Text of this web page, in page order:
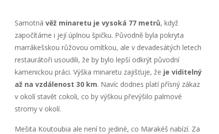
Samotná věž minaretu je vysoká 77 metrů, když
započítáme i její úplnou špičku. Původně byla pokryta
marrákešskou růžovou omítkou, ale v devadesátých letech
restaurátoři usoudili, že by bylo lepší odkrýt původní
kamenickou práci. Výška minaretu zajišťuje, že je viditelný
až na vzdálenost 30 km. Navíc dodnes platí přísný zákaz
v okolí stavět cokoli, co by výškou převýšilo palmové
stromy v okolí.
Mešita Koutoubia ale není to jediné, co Marakéš nabízí. Za